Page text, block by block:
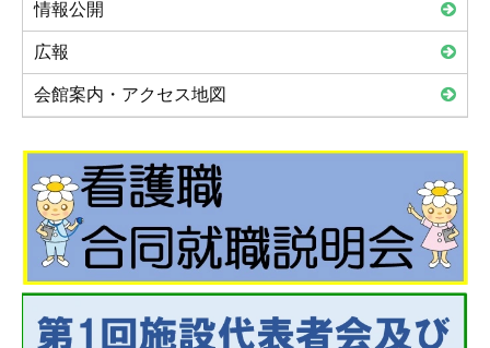
情報公開
広報
会館案内・アクセス地図